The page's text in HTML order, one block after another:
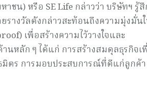
ชน) หรือ SE Life กล่าวว่า บริษัทฯ รู้
รางวัลดังกล่าวสะท้อนถึงความมุ่งมั่น
เพื่อสร้างความไว้วางใจและ
หลัก ๆ ได้แก่ การสร้างสมดุลธุรกิจเ
มิตร การมอบประสบการณ์ที่ดีแก่ลูกค้